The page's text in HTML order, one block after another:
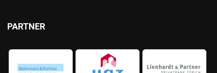
PARTNER